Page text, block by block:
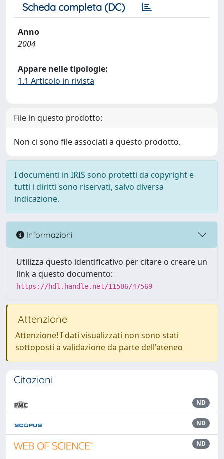
Scheda completa (DC)
Anno
2004
Appare nelle tipologie:
1.1 Articolo in rivista
File in questo prodotto:
Non ci sono file associati a questo prodotto.
I documenti in IRIS sono protetti da copyright e
tutti i diritti sono riservati, salvo diversa
indicazione.
Informazioni
Utilizza questo identificativo per citare o creare un
link a questo documento:
https://hdl.handle.net/11586/47569
Attenzione
Attenzione! I dati visualizzati non sono stati
sottoposti a validazione da parte dell'ateneo
Citazioni
ND
ND
ND